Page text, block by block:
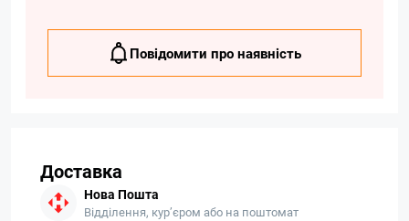
Повідомити про наявність
Доставка
Нова Пошта
Відділення, кур’єром або на поштомат